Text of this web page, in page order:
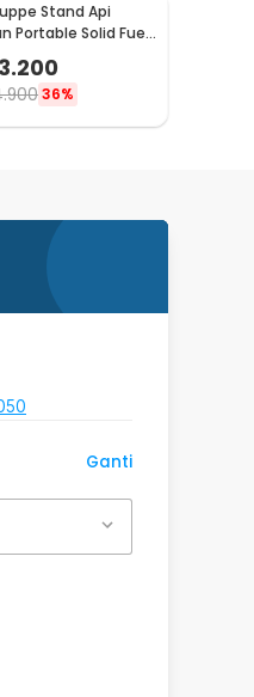
Stand Api
Portable Solid Fuel
Tool - EZ203
36%
Ganti